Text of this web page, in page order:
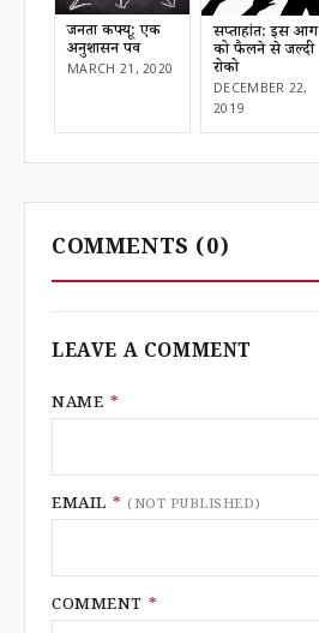
जनता कर्फ्यू: एक
अनुशासन पर्व
MARCH 21, 2020
सप्ताहांत: इस आग
को फैलने से जल्दी
रोको
DECEMBER 22,
2019
COMMENTS (0)
LEAVE A COMMENT
NAME *
EMAIL * (NOT PUBLISHED)
COMMENT *